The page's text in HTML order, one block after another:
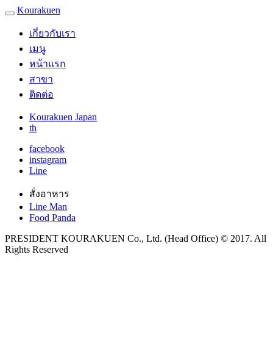
Kourakuen
เกี่ยวกับเรา
เมนู
หน้าแรก
สาขา
ติดต่อ
Kourakuen Japan
th
facebook
instagram
Line
สั่งอาหาร
Line Man
Food Panda
PRESIDENT KOURAKUEN Co., Ltd. (Head Office) © 2017. All
Rights Reserved